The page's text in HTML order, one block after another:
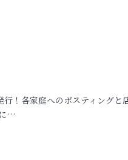
！各家庭へのポスティングと
…